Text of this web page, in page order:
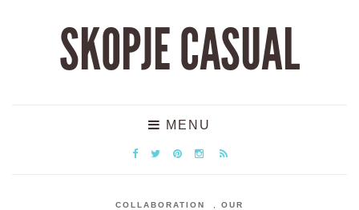
SKOPJE CASUAL
MENU
COLLABORATION OUR